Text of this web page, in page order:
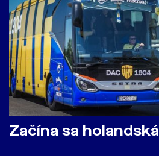
Začína sa